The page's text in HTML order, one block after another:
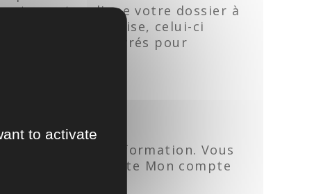
en ligne votre dossier à
demande soumise, celui-ci
4 jours ouvrés pour
le début de la formation. Vous
sortie sur le site Mon compte
to activate